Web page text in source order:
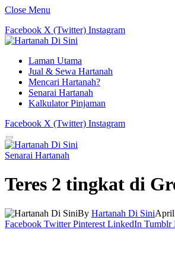
Close Menu
Facebook X (Twitter) Instagram
Laman Utama
Jual & Sewa Hartanah
Mencari Hartanah?
Senarai Hartanah
Kalkulator Pinjaman
Facebook X (Twitter) Instagram
Senarai Hartanah
Teres 2 tingkat di
By Hartanah Di Sini
Facebook Twitter Pinterest LinkedIn Tumblr